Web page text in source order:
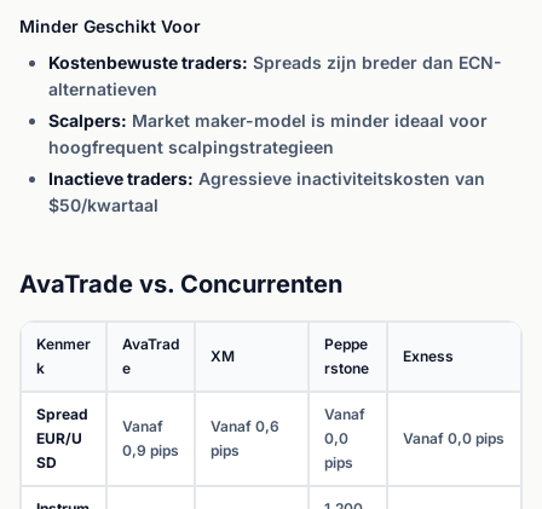
Minder Geschikt Voor
Kostenbewuste traders: Spreads zijn breder dan ECN-
alternatieven
Scalpers: Market maker-model is minder ideaal voor
hoogfrequent scalpingstrategieen
Inactieve traders: Agressieve inactiviteitskosten van
$50/kwartaal
AvaTrade vs. Concurrenten
Kenmer
k
AvaTrad
e
XM
Peppe
rstone
Exness
Spread
EUR/U
SD
Vanaf
0,9 pips
Vanaf 0,6
pips
Vanaf
0,0
pips
Vanaf 0,0 pips